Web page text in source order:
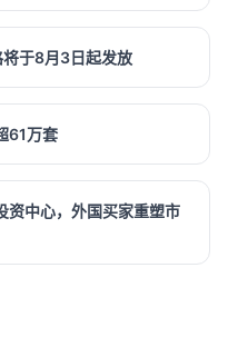
于8月3日起发放
61万套
资中心，外国买家重塑市